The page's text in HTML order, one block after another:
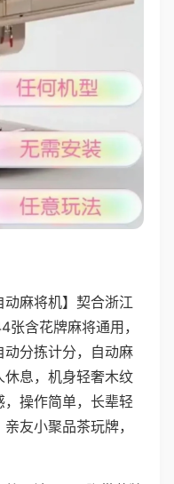
动麻将机】契合浙江
含花牌麻将通用，
分拣计分，自动麻
息，机身轻奢木纹
操作简单，长辈轻
友小聚品茶玩牌，